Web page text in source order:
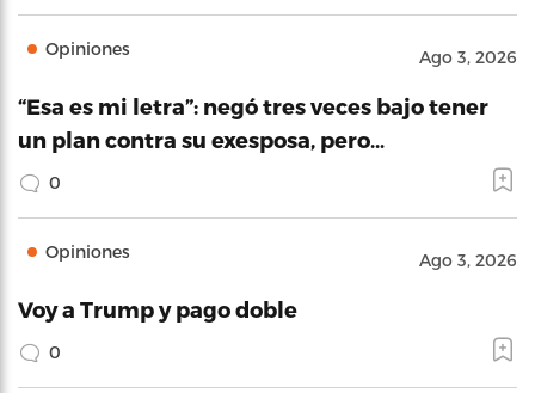
Opiniones Ago 3, 2026
“Esa es mi letra”: negó tres veces bajo tener
un plan contra su exesposa, pero…
0
Opiniones Ago 3, 2026
Voy a Trump y pago doble
0